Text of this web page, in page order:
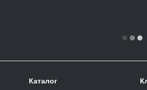
Каталог